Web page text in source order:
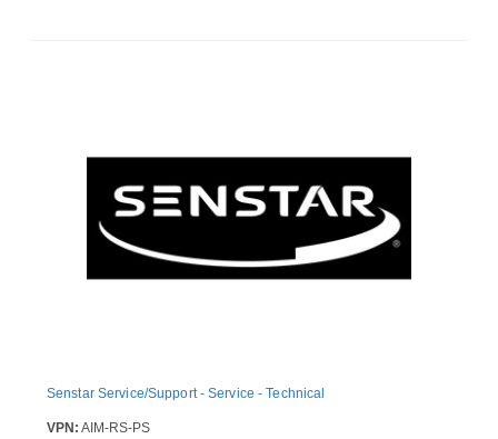
Senstar Service/Support - Service - Technical
VPN: AIM-RS-PS